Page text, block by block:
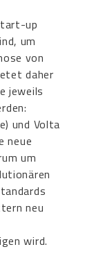
up
um
von
daher
jeweils
und Volta
neue
um
neu
wird.